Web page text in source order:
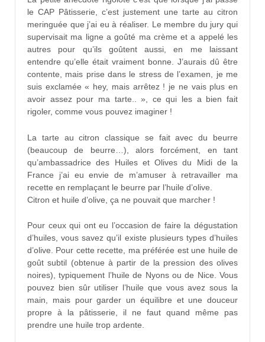
le CAP Pâtisserie, c’est justement une tarte au citron
meringuée que j’ai eu à réaliser. Le membre du jury qui
supervisait ma ligne a goûté ma crème et a appelé les
autres pour qu’ils goûtent aussi, en me laissant
entendre qu’elle était vraiment bonne. J’aurais dû être
contente, mais prise dans le stress de l’examen, je me
suis exclamée « hey, mais arrêtez ! je ne vais plus en
avoir assez pour ma tarte.. », ce qui les a bien fait
rigoler, comme vous pouvez imaginer !
La tarte au citron classique se fait avec du beurre
(beaucoup de beurre…), alors forcément, en tant
qu’ambassadrice des Huiles et Olives du Midi de la
France j’ai eu envie de m’amuser à retravailler ma
recette en remplaçant le beurre par l’huile d’olive.
Citron et huile d’olive, ça ne pouvait que marcher !
Pour ceux qui ont eu l’occasion de faire la dégustation
d’huiles, vous savez qu’il existe plusieurs types d’huiles
d’olive. Pour cette recette, ma préférée est une huile de
goût subtil (obtenue à partir de la pression des olives
noires), typiquement l’huile de Nyons ou de Nice. Vous
pouvez bien sûr utiliser l’huile que vous avez sous la
main, mais pour garder un équilibre et une douceur
propre à la pâtisserie, il ne faut quand même pas
prendre une huile trop ardente.